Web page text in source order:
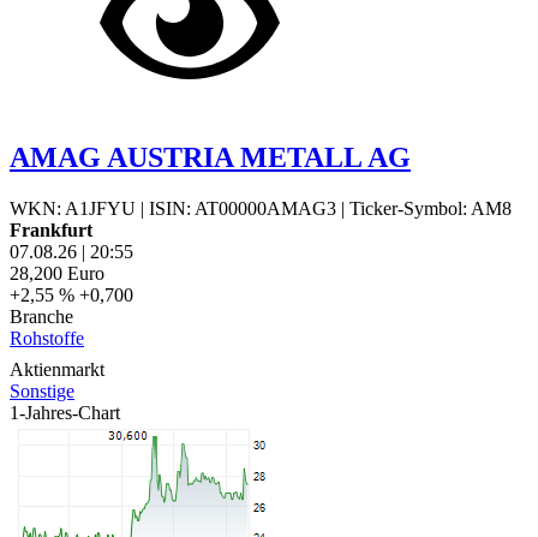
AMAG AUSTRIA METALL AG
WKN: A1JFYU | ISIN: AT00000AMAG3 | Ticker-Symbol: AM8
Frankfurt
07.08.26 | 20:55
28,200 Euro
+2,55 % +0,700
Branche
Rohstoffe
Aktienmarkt
Sonstige
1-Jahres-Chart